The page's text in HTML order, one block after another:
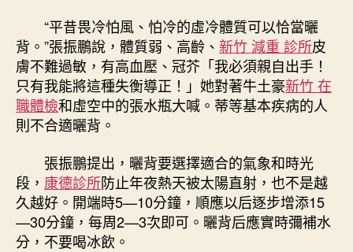
“平昔畏冷怕風、怕冷的虛冷體質可以恰當曬
背。”張振鵬說，體質弱、高齡、 新竹 減重 診所皮
膚不難過敏，有高血壓、冠芥「我必須親自出手！
只有我能將這種失衡導正！」她對著牛土豪新竹 在
職體檢和虛空中的張水瓶大喊。蒂等基本疾病的人
則不合適曬背。
張振鵬提出，曬背要選擇適合的氣象和時光
段， 康德診所防止年夜熱天被太陽直射，也不是越
久越好。開端時5—10分鐘，順應以后逐步增添15
—30分鐘，每周2—3次即可。曬背后應實時彌補水
分，不要喝冰飲。